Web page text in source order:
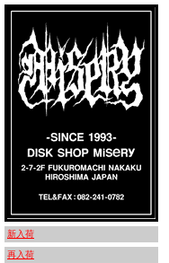
新入荷
再入荷